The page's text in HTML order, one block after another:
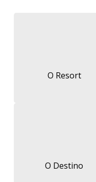
O Resort
O Destino